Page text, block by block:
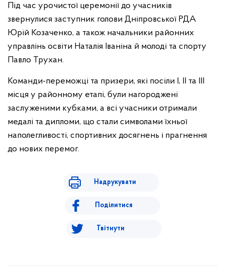
Під час урочистої церемонії до учасників
звернулися заступник голови Дніпровської РДА
Юрій Козаченко, а також начальники районних
управлінь освіти Наталія Іваніна й молоді та спорту
Павло Трухан.
Команди-переможці та призери, які посіли І, ІІ та ІІІ
місця у районному етапі, були нагороджені
заслуженими кубками, а всі учасники отримали
медалі та дипломи, що стали символами їхньої
наполегливості, спортивних досягнень і прагнення
до нових перемог.
Надрукувати
Поділитися
Твітнути